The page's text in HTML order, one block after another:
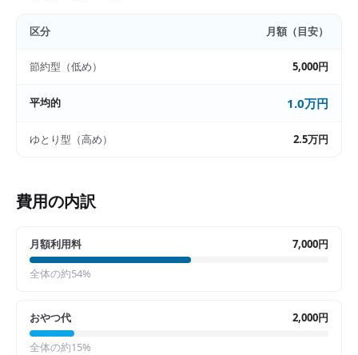
区分 月額（目安）
節約型（低め） 5,000円
平均的 1.0万円
ゆとり型（高め） 2.5万円
費用の内訳
月額利用料 7,000円
全体の約54%
おやつ代 2,000円
全体の約15%